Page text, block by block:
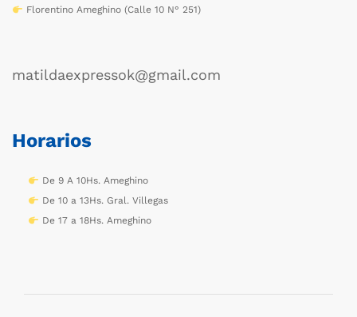
Florentino Ameghino (Calle 10 N° 251)
matildaexpressok@gmail.com
Horarios
De 9 A 10Hs. Ameghino
De 10 a 13Hs. Gral. Villegas
De 17 a 18Hs. Ameghino